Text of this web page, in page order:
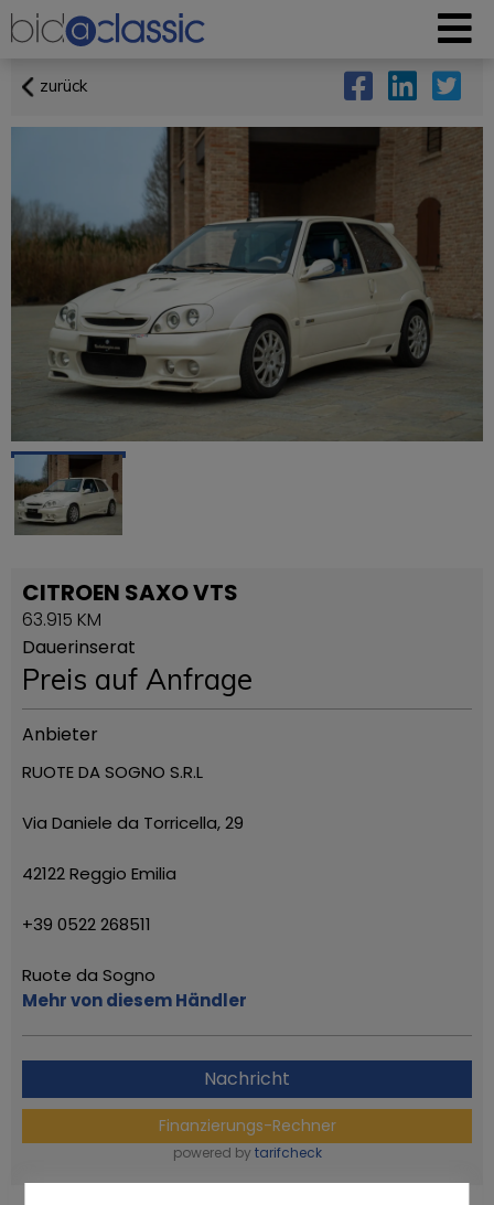
zurück
CITROEN SAXO VTS
63.915 KM
Dauerinserat
Preis auf Anfrage
Anbieter
RUOTE DA SOGNO S.R.L
Via Daniele da Torricella, 29
42122 Reggio Emilia
+39 0522 268511
Ruote da Sogno
Mehr von diesem Händler
Nachricht
Finanzierungs-Rechner
powered by tarifcheck